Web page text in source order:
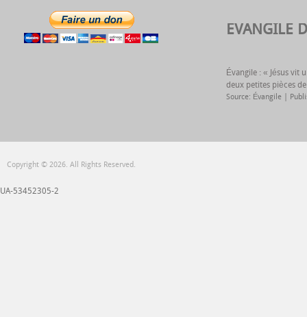
EVANGILE
Évangile : « Jésus vit
deux petites pièces
Source: Évangile
Copyright © 2026. All Rights Reserved.
UA-53452305-2